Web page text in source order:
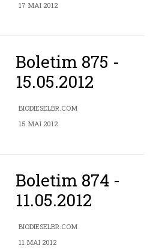
17 MAI 2012
Boletim 875 -
15.05.2012
BIODIESELBR.COM
15 MAI 2012
Boletim 874 -
11.05.2012
BIODIESELBR.COM
11 MAI 2012